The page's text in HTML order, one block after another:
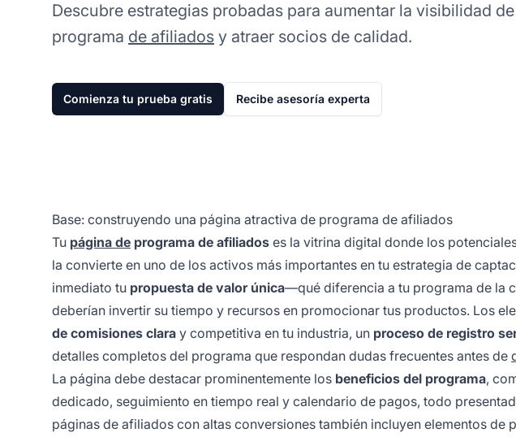
Descubre estrategias probadas para aumentar la visibilidad
programa de afiliados y atraer socios de calidad.
Comienza tu prueba gratis Recibe asesoría experta
Base: construyendo una página atractiva de programa de afiliados
Tu página de programa de afiliados es la vitrina digital donde los
la convierte en uno de los activos más importantes en tu estrategia de
inmediato tu propuesta de valor única—qué diferencia a tu programa de la
deberían invertir su tiempo y recursos en promocionar tus productos. Los
de comisiones clara y competitiva en tu industria, un proceso de registro
detalles completos del programa que respondan dudas frecuentes antes de
La página debe destacar prominentemente los beneficios del programa,
dedicado, seguimiento en tiempo real y calendario de pagos, todo
páginas de afiliados con altas conversiones también incluyen elementos de